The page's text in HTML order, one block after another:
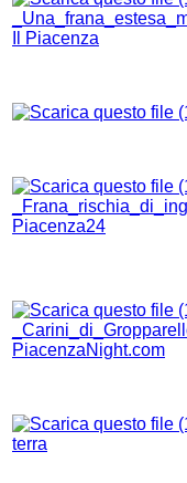
Il Piacenza
Piacenza24
PiacenzaNight.com
terra